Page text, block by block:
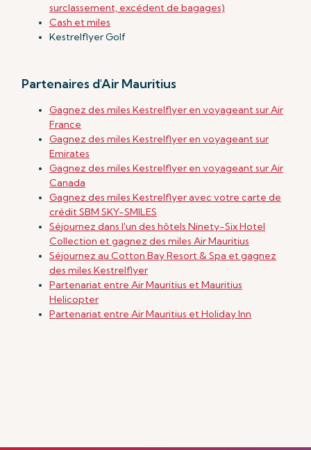
surclassement, excédent de bagages)
Cash et miles
Kestrelflyer Golf
Partenaires d'Air Mauritius
Gagnez des miles Kestrelflyer en voyageant sur Air
France
Gagnez des miles Kestrelflyer en voyageant sur
Emirates
Gagnez des miles Kestrelflyer en voyageant sur Air
Canada
Gagnez des miles Kestrelflyer avec votre carte de
crédit SBM SKY-SMILES
Séjournez dans l'un des hôtels Ninety-Six Hotel
Collection et gagnez des miles Air Mauritius
Séjournez au Cotton Bay Resort & Spa et gagnez
des miles Kestrelflyer
Partenariat entre Air Mauritius et Mauritius
Helicopter
Partenariat entre Air Mauritius et Holiday Inn